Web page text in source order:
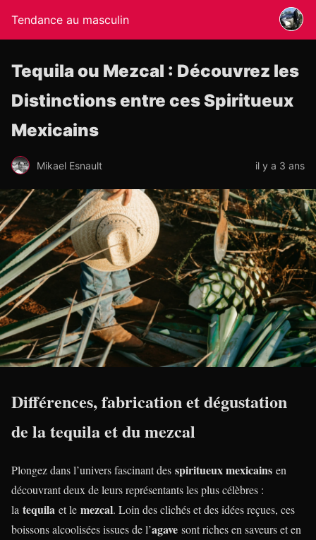
Tendance au masculin
Tequila ou Mezcal : Découvrez les
Distinctions entre ces Spiritueux
Mexicains
Mikael Esnault il y a 3 ans
Différences, fabrication et dégustation
de la tequila et du mezcal
Plongez dans l’univers fascinant des spiritueux mexicains en
découvrant deux de leurs représentants les plus célèbres :
la tequila et le mezcal. Loin des clichés et des idées reçues, ces
boissons alcoolisées issues de l’agave sont riches en saveurs et en